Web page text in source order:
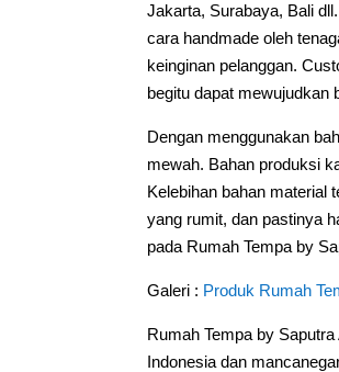
Jakarta, Surabaya, Bali
cara handmade oleh
keinginan pelanggan.
begitu dapat mewujudkan
Dengan menggunakan
mewah. Bahan produksi
Kelebihan bahan material
yang rumit, dan pastinya
pada Rumah Tempa by
Galeri : Produk Rumah
Rumah Tempa by
Indonesia dan